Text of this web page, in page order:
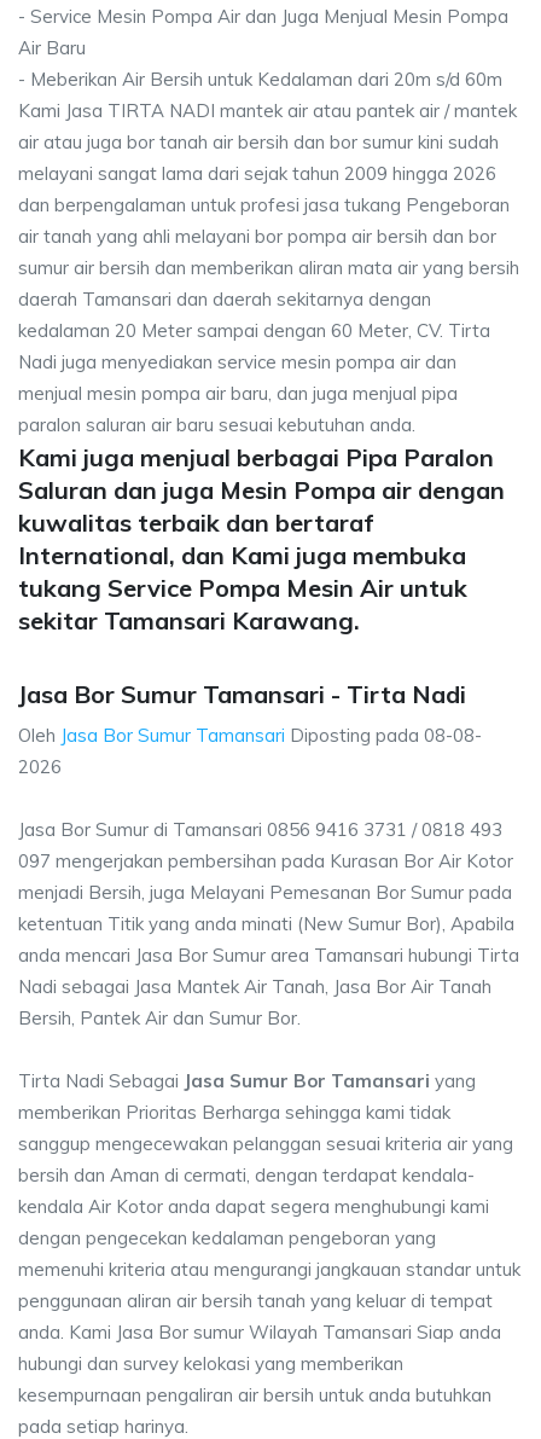
- Service Mesin Pompa Air dan Juga Menjual Mesin Pompa
Air Baru
- Meberikan Air Bersih untuk Kedalaman dari 20m s/d 60m
Kami Jasa TIRTA NADI mantek air atau pantek air / mantek
air atau juga bor tanah air bersih dan bor sumur kini sudah
melayani sangat lama dari sejak tahun 2009 hingga 2026
dan berpengalaman untuk profesi jasa tukang Pengeboran
air tanah yang ahli melayani bor pompa air bersih dan bor
sumur air bersih dan memberikan aliran mata air yang bersih
daerah Tamansari dan daerah sekitarnya dengan
kedalaman 20 Meter sampai dengan 60 Meter, CV. Tirta
Nadi juga menyediakan service mesin pompa air dan
menjual mesin pompa air baru, dan juga menjual pipa
paralon saluran air baru sesuai kebutuhan anda.
Kami juga menjual berbagai Pipa Paralon
Saluran dan juga Mesin Pompa air dengan
kuwalitas terbaik dan bertaraf
International, dan Kami juga membuka
tukang Service Pompa Mesin Air untuk
sekitar Tamansari Karawang.
Jasa Bor Sumur Tamansari - Tirta Nadi
Oleh Jasa Bor Sumur Tamansari Diposting pada 08-08-
2026
Jasa Bor Sumur di Tamansari 0856 9416 3731 / 0818 493
097 mengerjakan pembersihan pada Kurasan Bor Air Kotor
menjadi Bersih, juga Melayani Pemesanan Bor Sumur pada
ketentuan Titik yang anda minati (New Sumur Bor), Apabila
anda mencari Jasa Bor Sumur area Tamansari hubungi Tirta
Nadi sebagai Jasa Mantek Air Tanah, Jasa Bor Air Tanah
Bersih, Pantek Air dan Sumur Bor.
Tirta Nadi Sebagai Jasa Sumur Bor Tamansari yang
memberikan Prioritas Berharga sehingga kami tidak
sanggup mengecewakan pelanggan sesuai kriteria air yang
bersih dan Aman di cermati, dengan terdapat kendala-
kendala Air Kotor anda dapat segera menghubungi kami
dengan pengecekan kedalaman pengeboran yang
memenuhi kriteria atau mengurangi jangkauan standar untuk
penggunaan aliran air bersih tanah yang keluar di tempat
anda. Kami Jasa Bor sumur Wilayah Tamansari Siap anda
hubungi dan survey kelokasi yang memberikan
kesempurnaan pengaliran air bersih untuk anda butuhkan
pada setiap harinya.